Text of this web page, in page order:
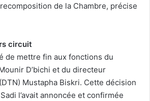
de la Chambre, précise
circuit
de mettre fin aux fonctions du
D’bichi et du directeur
Mustapha Biskri. Cette décision
l’avait annoncée et confirmée